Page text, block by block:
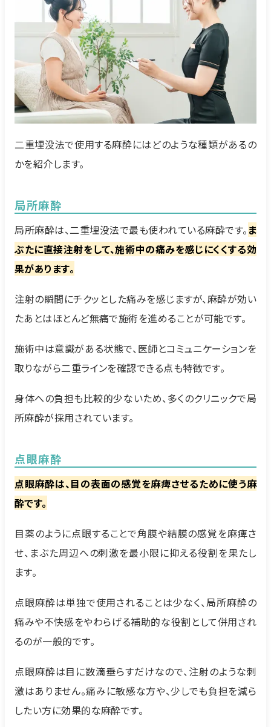
二重埋没法で使用する麻酔にはどのような種類があるの
かを紹介します。
局所麻酔
局所麻酔は、二重埋没法で最も使われている麻酔です。 ま
ぶたに直接注射をして、施術中の痛みを感じにくくする効
果があります。
注射の瞬間にチクッとした痛みを感じますが、麻酔が効い
たあとはほとんど無痛で施術を進めることが可能です。
施術中は意識がある状態で、医師とコミュニケーションを
取りながら二重ラインを確認できる点も特徴です。
身体への負担も比較的少ないため、多くのクリニックで局
所麻酔が採用されています。
点眼麻酔
点眼麻酔は、目の表面の感覚を麻痺させるために使う麻
酔です。
目薬のように点眼することで角膜や結膜の感覚を麻痺さ
せ、まぶた周辺への刺激を最小限に抑える役割を果たし
ます。
点眼麻酔は単独で使用されることは少なく、局所麻酔の
痛みや不快感をやわらげる補助的な役割として併用され
るのが一般的です。
点眼麻酔は目に数滴垂らすだけなので、注射のような刺
激はありません。痛みに敏感な方や、少しでも負担を減ら
したい方に効果的な麻酔です。